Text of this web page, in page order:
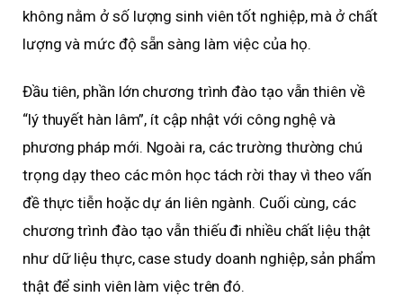
không nằm ở số lượng sinh viên tốt nghiệp, mà ở chất
lượng và mức độ sẵn sàng làm việc của họ.
Đầu tiên, phần lớn chương trình đào tạo vẫn thiên về
“lý thuyết hàn lâm”, ít cập nhật với công nghệ và
phương pháp mới. Ngoài ra, các trường thường chú
trọng dạy theo các môn học tách rời thay vì theo vấn
đề thực tiễn hoặc dự án liên ngành. Cuối cùng, các
chương trình đào tạo vẫn thiếu đi nhiều chất liệu thật
như dữ liệu thực, case study doanh nghiệp, sản phẩm
thật để sinh viên làm việc trên đó.